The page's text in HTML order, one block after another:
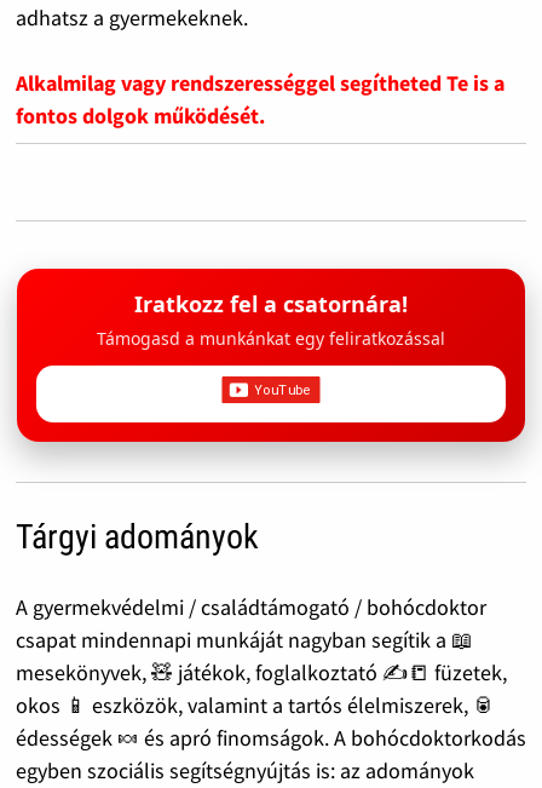
adhatsz a gyermekeknek.
Alkalmilag vagy rendszerességgel segítheted Te is a
fontos dolgok működését.
Iratkozz fel a csatornára!
Támogasd a munkánkat egy feliratkozással
Tárgyi adományok
A gyermekvédelmi / családtámogató / bohócdoktor
csapat mindennapi munkáját nagyban segítik a 📖
mesekönyvek, 🧸 játékok, foglalkoztató ✍️📒 füzetek,
okos 📱 eszközök, valamint a tartós élelmiszerek, 🥫
édességek 🍬 és apró finomságok. A bohócdoktorkodás
egyben szociális segítségnyújtás is: az adományok